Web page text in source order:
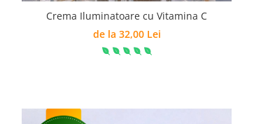
Crema Iluminatoare cu Vitamina C
de la 32,00 Lei